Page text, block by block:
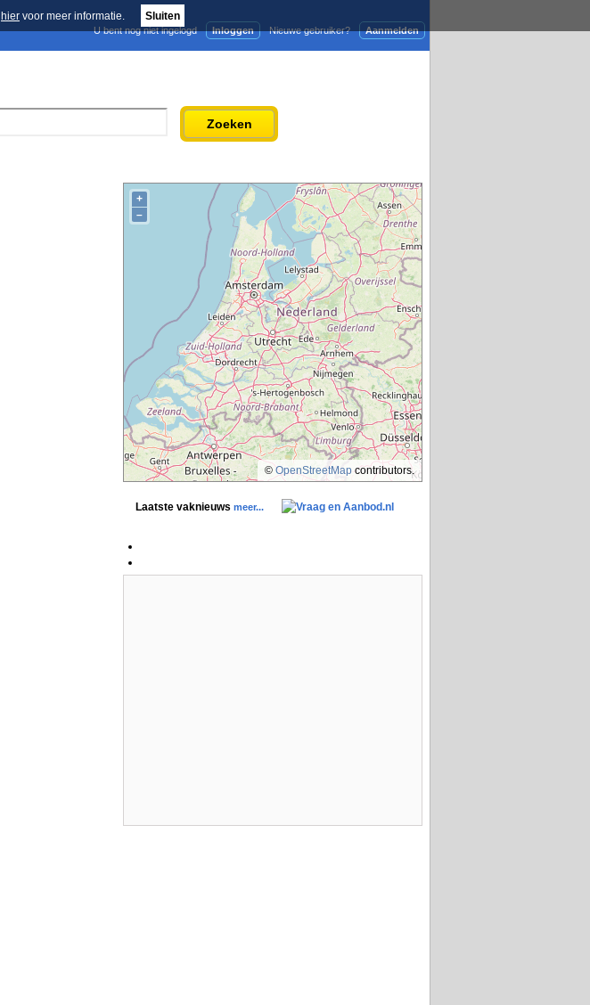
hier voor meer informatie. Sluiten
Aanmelden
Nieuwe gebruiker?
Inloggen
U bent nog niet ingelogd
Zoeken
+
–
© OpenStreetMap contributors.
Laatste vaknieuws meer...